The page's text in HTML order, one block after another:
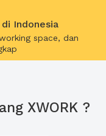
Indonesia
space, dan
XWORK ?